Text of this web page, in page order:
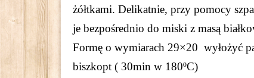
żółtkami. Delikatnie, przy pomocy
je bezpośrednio do miski z masą
Formę o wymiarach 29×20 wyłożyć
biszkopt ( 30min w 180ºC)